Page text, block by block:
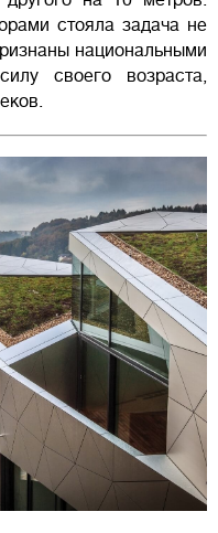
стояла задача не
национальными
своего возраста,